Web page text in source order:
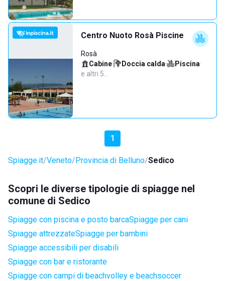
Centro Nuoto Rosà Piscine
Rosà
Cabine· Doccia calda· Piscina·
e altri 5…
1
Spiagge.it Veneto Provincia di Belluno Sedico
Scopri le diverse tipologie di spiagge nel
comune di Sedico
Spiagge con piscina e posto barcaSpiagge per cani
Spiagge attrezzateSpiagge per bambini
Spiagge accessibili per disabili
Spiagge con bar e ristorante
Spiagge con campi di beachvolley e beachsoccer